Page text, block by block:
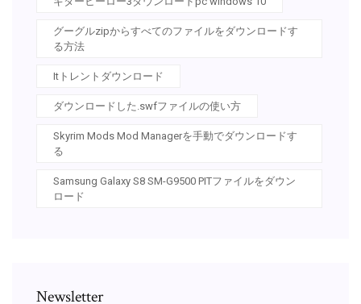
グーグルzipからすべてのファイルをダウンロードす
る方法
Itトレントダウンロード
ダウンロードした.swfファイルの使い方
Skyrim Mods Mod Managerを手動でダウンロードす
る
Samsung Galaxy S8 SM-G9500 PITファイルをダウン
ロード
Newsletter